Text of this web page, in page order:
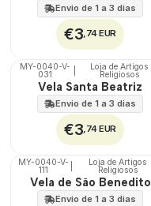
Envio de 1 a 3 dias
€3,74 EUR
🇵🇹
100%
MY-0040-V-
031
Loja de Artigos
Religiosos
Vela Santa Beatriz
Envio de 1 a 3 dias
€3,74 EUR
🇵🇹
100%
MY-0040-V-
111
Loja de Artigos
Religiosos
Vela de São Benedito
Envio de 1 a 3 dias